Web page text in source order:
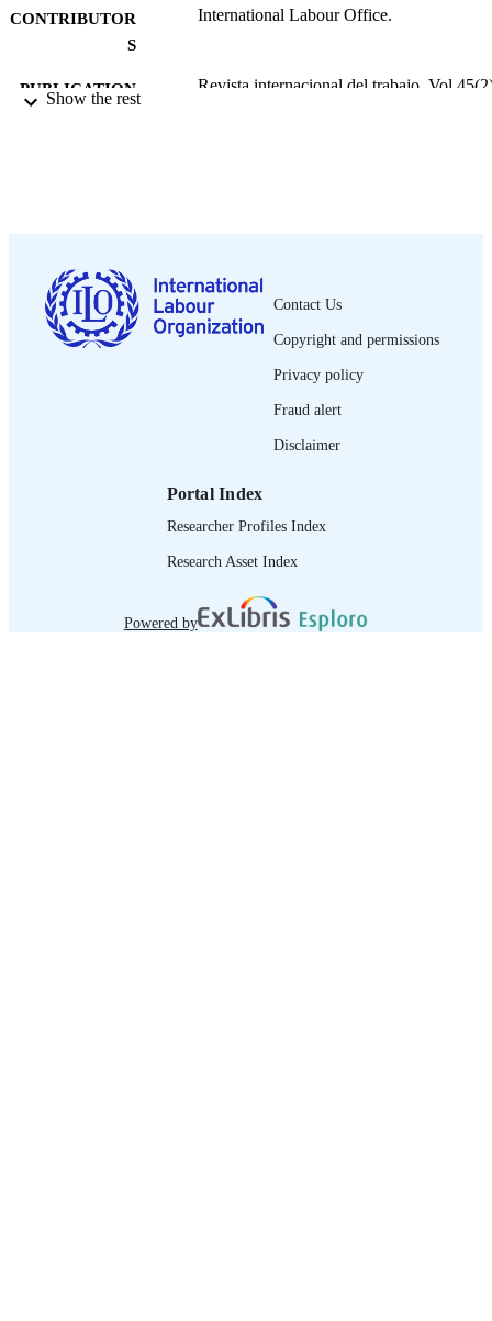
CONTRIBUTOR
S
International Labour Office.
PUBLICATION
Revista internacional del trabajo,
ISSN
LANGUAGE Spanish
995218834102676
Show the rest
Contact Us
Copyright and permissions
Privacy policy
Fraud alert
Disclaimer
Portal Index
Researcher Profiles Index
Research Asset Index
Powered by